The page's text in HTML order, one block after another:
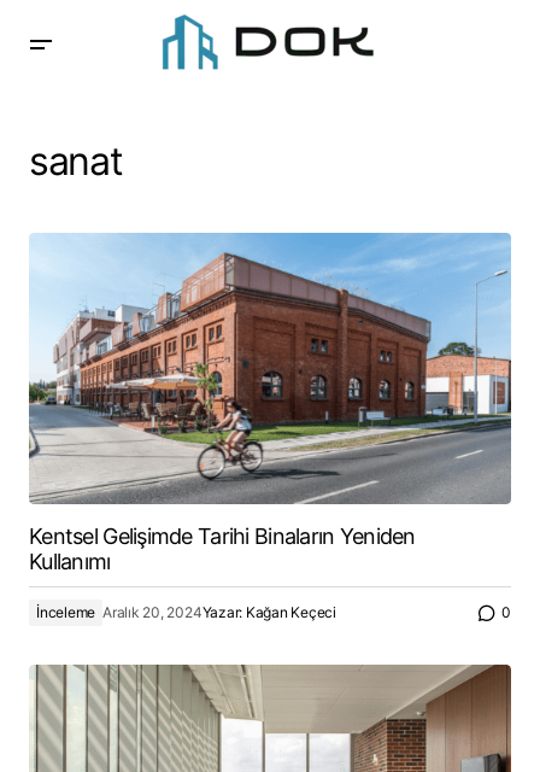
sanat
Kentsel Gelişimde Tarihi Binaların Yeniden
Kullanımı
İnceleme Aralık 20, 2024Yazar: Kağan Keçeci 0